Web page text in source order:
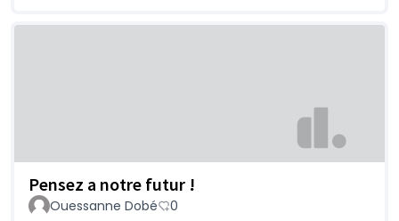
Pensez a notre futur !
Ouessanne Dobé 0